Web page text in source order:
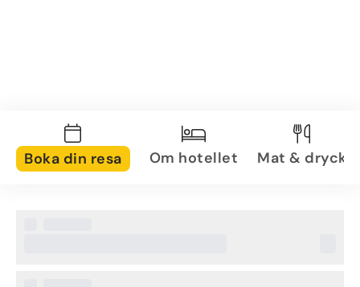
Boka din resa Om hotellet Mat & dryck